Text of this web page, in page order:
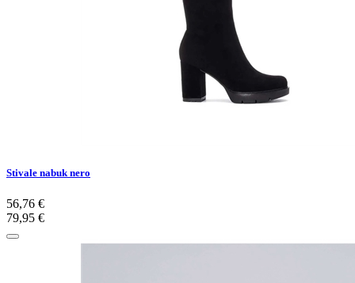
Stivale nabuk nero
56,76 €
79,95 €